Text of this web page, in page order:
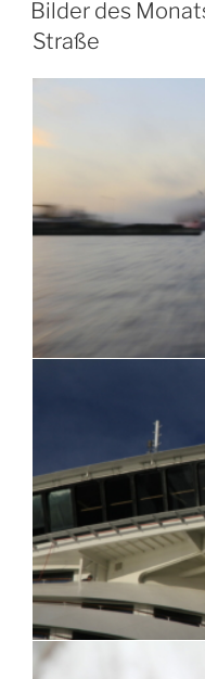
Bilder des
Straße